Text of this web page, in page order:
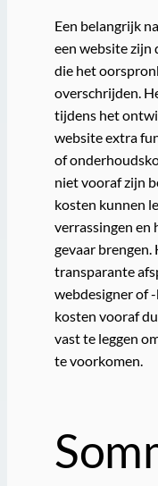
Een belangrijk
een website zijn
die het
overschrijden.
tijdens het
website extra
of
niet vooraf zijn
kosten kunnen
verrassingen en
gevaar brengen.
transparante
webdesigner of
kosten vooraf
vast te leggen
te voorkomen.